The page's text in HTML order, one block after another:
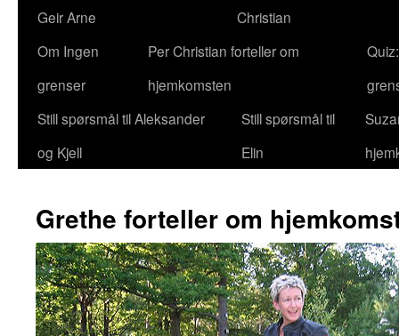
Geir Arne
Christian
Om Ingen
grenser
Per Christian forteller om
hjemkomsten
Still spørsmål til Aleksander
og Kjell
Still spørsmål til
Elin
Grethe forteller om